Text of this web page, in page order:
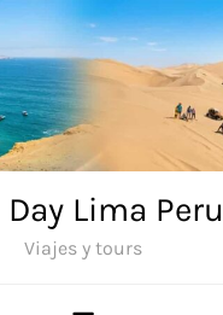
Lima Peru
Viajes y tours